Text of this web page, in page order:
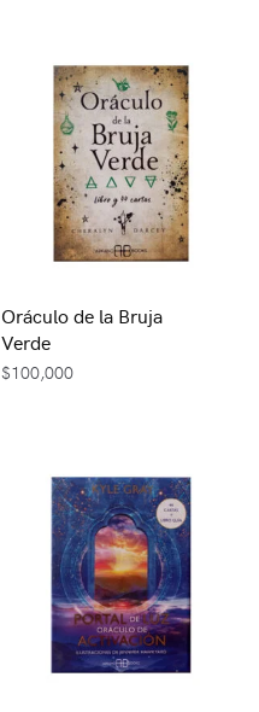
Oráculo de la Bruja
Verde
$100,000